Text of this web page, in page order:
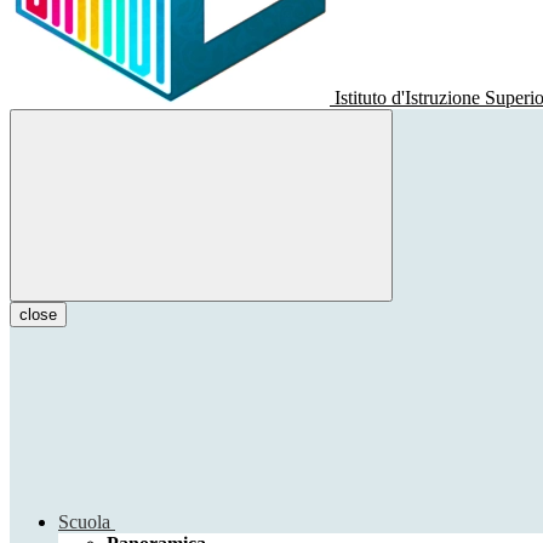
Istituto d'Istruzione
close
Scuola